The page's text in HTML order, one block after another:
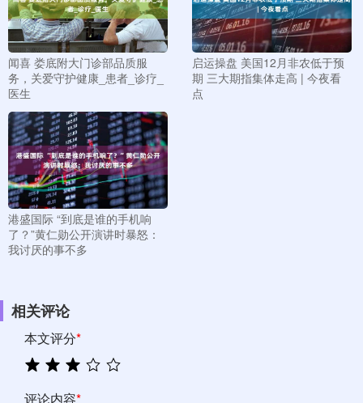
闻喜 娄底附大门诊部品质服
务，关爱守护健康_患者_诊疗_
医生
启运操盘 美国12月非农低于预
期 三大期指集体走高 | 今夜看
点
港盛国际 “到底是谁的手机响
了？”黄仁勋公开演讲时暴怒：
我讨厌的事不多
相关评论
本文评分*
评论内容*